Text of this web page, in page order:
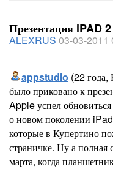
Презентация iPAD 2
ALEXRUS 03-03-2011
appstudio (22 года,
было приковано к
Apple успел
о новом поколении
которые в Купертино
страничке. Ну а
марта, когда